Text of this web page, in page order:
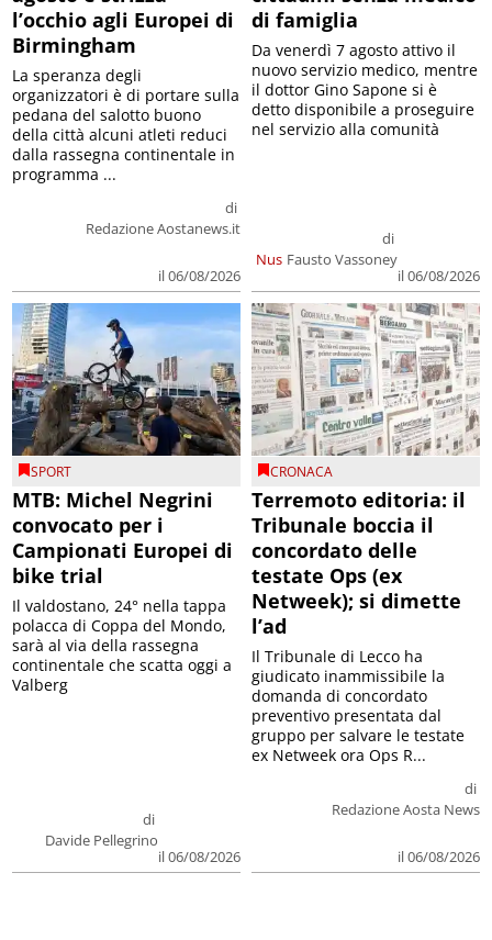
l’occhio agli Europei di
Birmingham
di
Redazione Aostanews.it
il 06/08/2026
La speranza degli
organizzatori è di portare sulla
pedana del salotto buono
della città alcuni atleti reduci
dalla rassegna continentale in
programma ...
di famiglia
Nus
di
Fausto Vassoney
il 06/08/2026
Da venerdì 7 agosto attivo il
nuovo servizio medico, mentre
il dottor Gino Sapone si è
detto disponibile a proseguire
nel servizio alla comunità
SPORT
MTB: Michel Negrini
convocato per i
Campionati Europei di
bike trial
di
Davide Pellegrino
il 06/08/2026
Il valdostano, 24° nella tappa
polacca di Coppa del Mondo,
sarà al via della rassegna
continentale che scatta oggi a
Valberg
CRONACA
Terremoto editoria: il
Tribunale boccia il
concordato delle
testate Ops (ex
Netweek); si dimette
l’ad
di
Redazione Aosta News
il 06/08/2026
Il Tribunale di Lecco ha
giudicato inammissibile la
domanda di concordato
preventivo presentata dal
gruppo per salvare le testate
ex Netweek ora Ops R...